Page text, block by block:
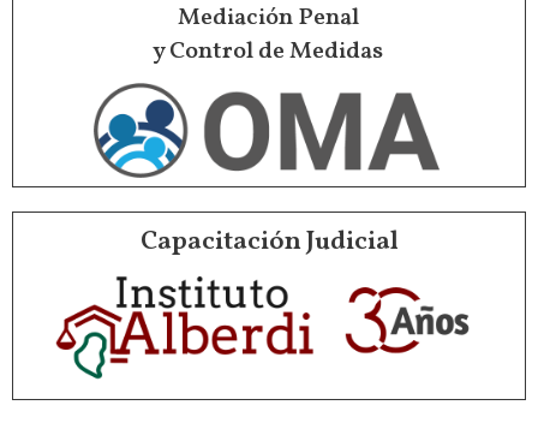
Mediación Penal
y Control de Medidas
Capacitación Judicial